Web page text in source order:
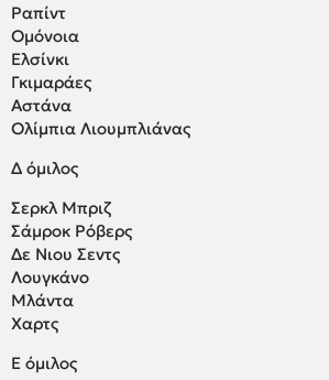
Ραπίντ
Ομόνοια
Ελσίνκι
Γκιμαράες
Αστάνα
Ολίμπια Λιουμπλιάνας
Δ όμιλος
Σερκλ Μπριζ
Σάμροκ Ρόβερς
Δε Νιου Σεντς
Λουγκάνο
Μλάντα
Χαρτς
Ε όμιλος